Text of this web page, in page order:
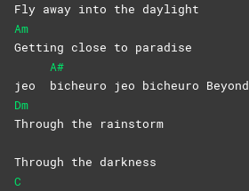
Fly away into the daylight
Am
Getting close to paradise
jeo
A#
bicheuro jeo bicheuro Beyond
Dm
Through the rainstorm
Through the darkness
C